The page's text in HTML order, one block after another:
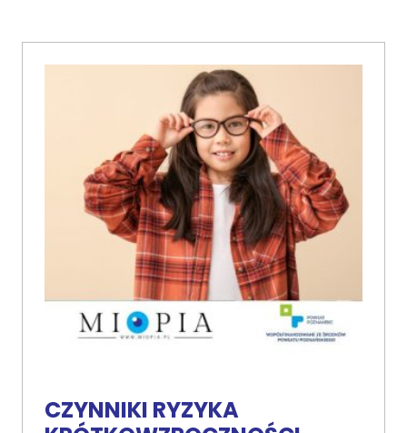
CZYNNIKI RYZYKA